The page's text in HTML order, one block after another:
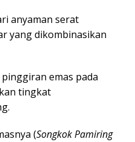
anyaman serat
yang dikombinasikan
emas pada
tingkat
(Songkok Pamiring